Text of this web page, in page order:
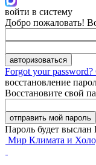
войти в систему
Добро пожаловать!
Forgot your password?
восстановление
Восстановите свой
Пароль будет
Мир Климата и